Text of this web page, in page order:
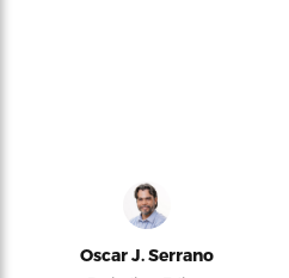
Oscar J. Serrano